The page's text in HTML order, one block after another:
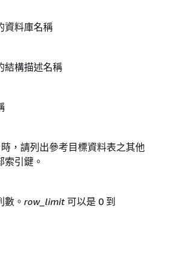
資料庫名稱
結構描述名稱
時，請列出參考目標資料表之其他
索引鍵。
數。 row_limit可以是 0 到